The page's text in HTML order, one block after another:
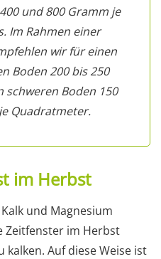
und 800 Gramm je
Im Rahmen einer
wir für einen
Boden 200 bis 250
Boden 150
Quadratmeter.
im Herbst
und Magnesium
Zeitfenster im Herbst
kalken. Auf diese Weise ist